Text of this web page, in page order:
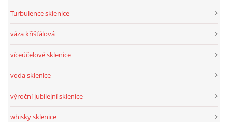
Turbulence sklenice
váza křišťálová
víceúčelové sklenice
voda sklenice
výroční jubilejní sklenice
whisky sklenice